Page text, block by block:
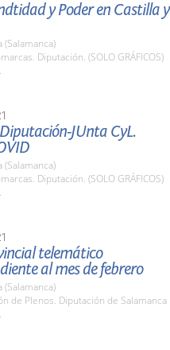
y Poder en Castilla y
(Salamanca)
Diputación. (SOLO GRÁFICOS)
JUnta CyL.
(Salamanca)
Diputación. (SOLO GRÁFICOS)
telemático
al mes de febrero
(Salamanca)
de Plenos. Diputación de Salamanca